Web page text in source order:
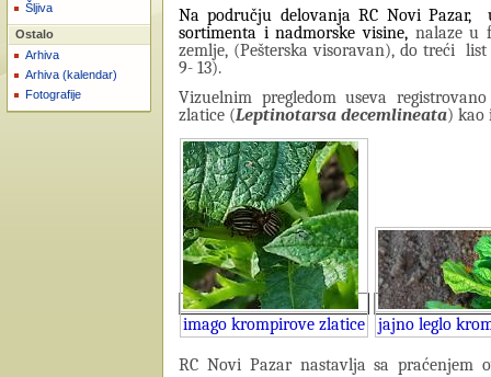
Šljiva
Ostalo
Arhiva
Arhiva (kalendar)
Fotografije
Na području delovanja RC Novi Pazar,
sortimenta i nadmorske visine, nalaze u
zemlje, (Pešterska visoravan), do treći list
9- 13).
Vizuelnim pregledom useva
zlatice (Leptinotarsa decemlineata) kao
imago krompirove zlatice jajno leglo
RC Novi Pazar nastavlja sa praćenjem